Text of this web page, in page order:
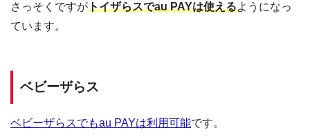
さっそくですがトイザらスでau PAYは使えるようになっ
ています。
ベビーザらス
ベビーザらスでもau PAYは利用可能です。